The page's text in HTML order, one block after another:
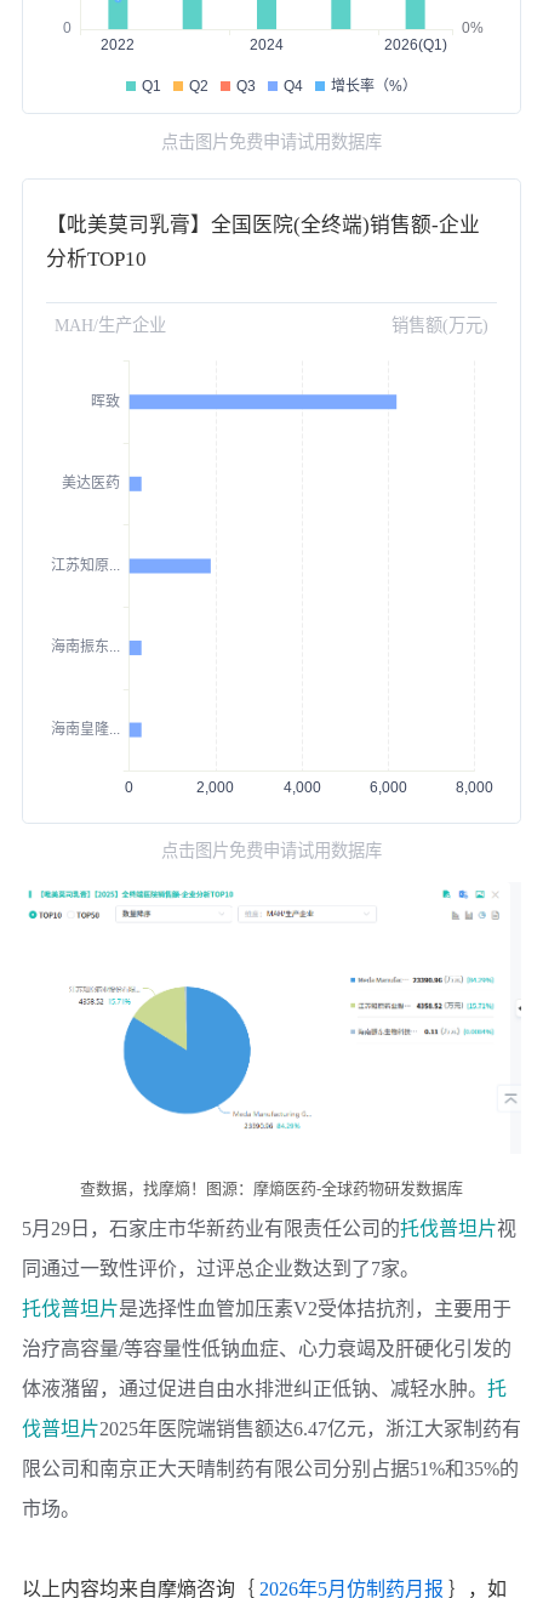
点击图片免费申请试用数据库
【吡美莫司乳膏】全国医院(全终端)销售额-企业
分析TOP10
MAH/生产企业 销售额(万元)
点击图片免费申请试用数据库
查数据，找摩熵！图源：摩熵医药-全球药物研发数据库
5月29日， 石家庄市华新药业有限责任公司 的托伐普坦片视
同通过一致性评价，过评总企业数达到了7家。
托伐普坦片是选择性血管加压素V2受体拮抗剂，主要用于
治疗高容量/等容量性低钠血症、心力衰竭及肝硬化引发的
体液潴留，通过促进自由水排泄纠正低钠、减轻水肿。 托
伐普坦片2025年医院端销售额达6.47亿元， 浙江大冢制药有
限公司和南京正大天晴制药有限公司 分别占据51%和35%的
市场。
以上内容均来自摩熵咨询｛ 2026年5月仿制药月报 ｝，如